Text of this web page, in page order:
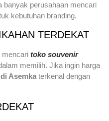
banyak perusahaan mencari
kebutuhan branding.
TERDEKAT
mencari toko souvenir
memilih. Jika ingin harga
Asemkaterkenal dengan